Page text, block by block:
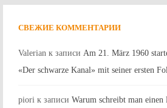
СВЕЖИЕ КОММЕНТАРИИ
Valerian к записи Am 21. März 1960
«Der schwarze Kanal» mit seiner ersten
piori к записи Warum schreibt man einen